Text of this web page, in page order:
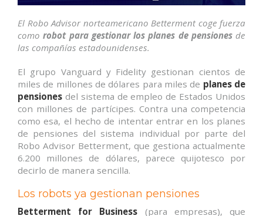
El Robo Advisor norteamericano Betterment coge fuerza
comorobot para gestionar los planes de pensionesde
las compañías estadounidenses.
El grupo Vanguard y Fidelity gestionan cientos de
miles de millones de dólares para miles de planes de
pensiones del sistema de empleo de Estados Unidos
con millones de partícipes. Contra una competencia
como esa, el hecho de intentar entrar en los planes
de pensiones del sistema individual por parte del
Robo Advisor Betterment, que gestiona actualmente
6.200 millones de dólares, parece quijotesco por
decirlo de manera sencilla.
Los robots ya gestionan pensiones
Betterment for Business (para empresas), que